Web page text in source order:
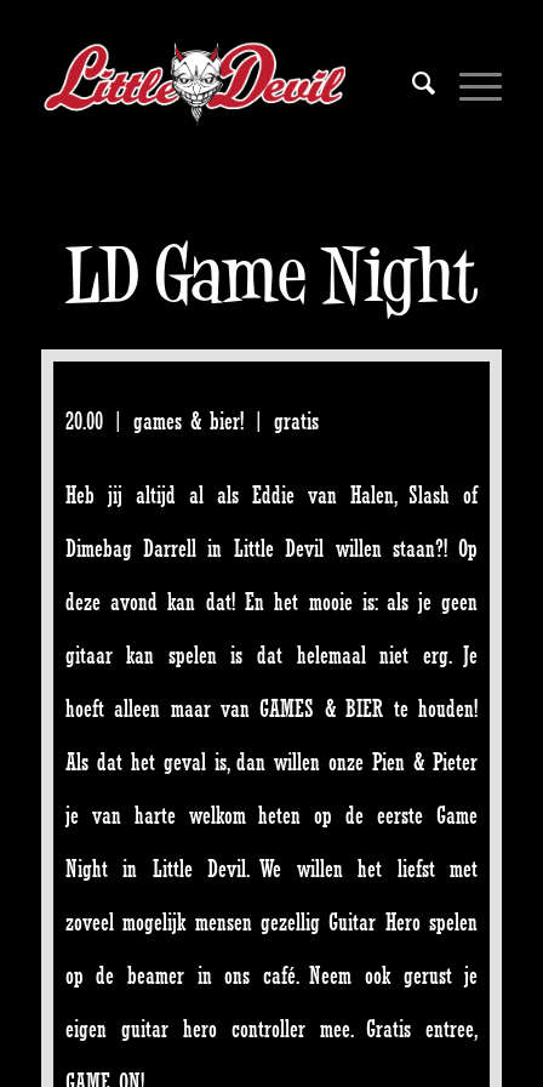
LD Game Night
20.00 | games & bier! | gratis
Heb jij altijd al als Eddie van Halen, Slash of
Dimebag Darrell in Little Devil willen staan?! Op
deze avond kan dat! En het mooie is: als je geen
gitaar kan spelen is dat helemaal niet erg. Je
hoeft alleen maar van GAMES & BIER te houden!
Als dat het geval is, dan willen onze Pien & Pieter
je van harte welkom heten op de eerste Game
Night in Little Devil. We willen het liefst met
zoveel mogelijk mensen gezellig Guitar Hero spelen
op de beamer in ons café. Neem ook gerust je
eigen guitar hero controller mee. Gratis entree,